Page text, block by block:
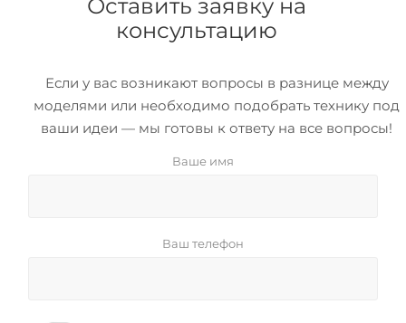
Оставить заявку на
консультацию
Если у вас возникают вопросы в разнице между
моделями или необходимо подобрать технику под
ваши идеи — мы готовы к ответу на все вопросы!
Ваше имя
Ваш телефон